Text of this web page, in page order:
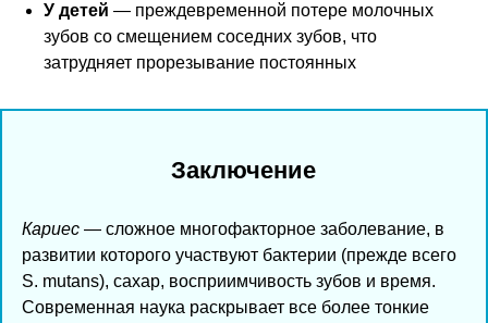
У детей — преждевременной потере молочных
зубов со смещением соседних зубов, что
затрудняет прорезывание постоянных
Заключение
Кариес — сложное многофакторное заболевание, в
развитии которого участвуют бактерии (прежде всего
S. mutans), сахар, восприимчивость зубов и время.
Современная наука раскрывает все более тонкие